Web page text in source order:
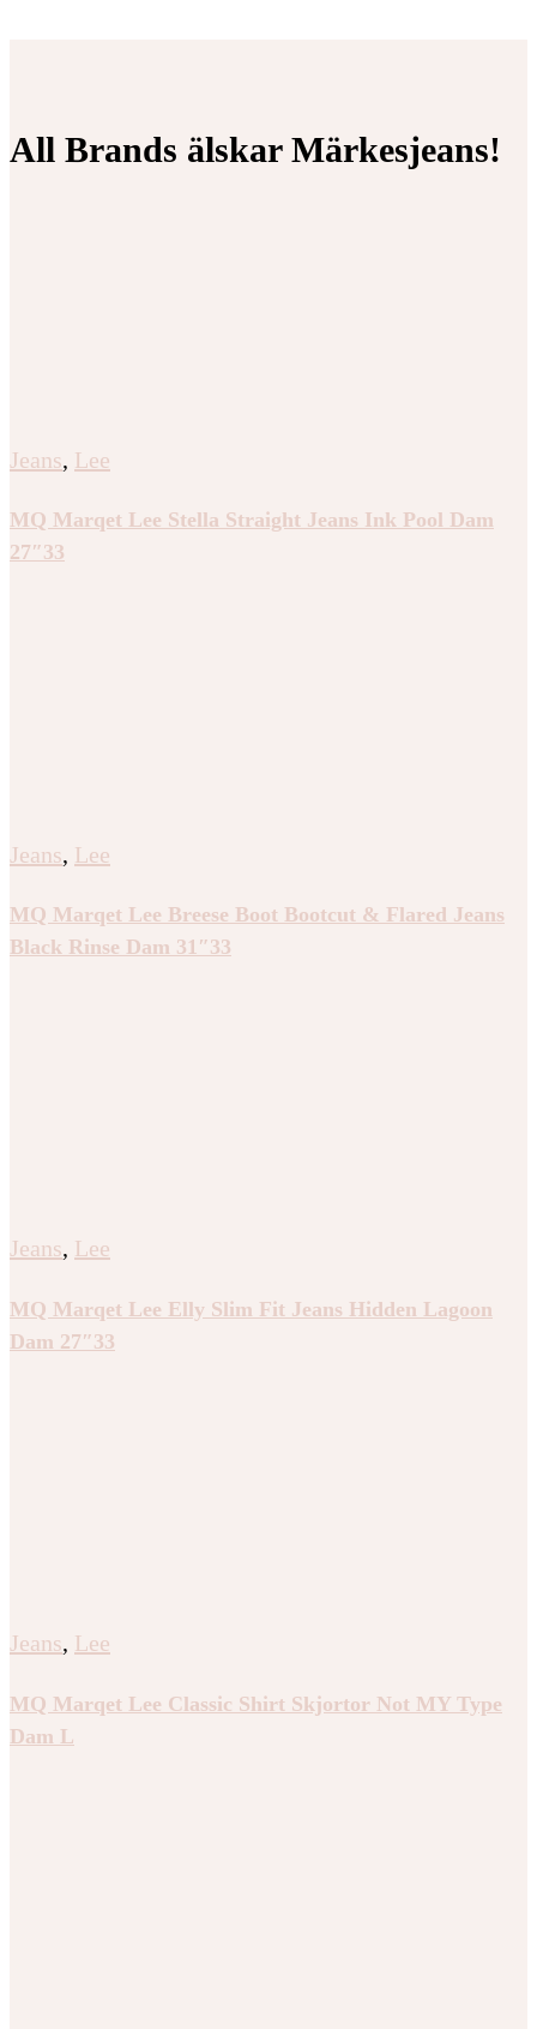
All Brands älskar Märkesjeans!
Jeans, Lee
MQ Marqet Lee Stella Straight Jeans Ink Pool Dam
27″33
Jeans, Lee
MQ Marqet Lee Breese Boot Bootcut & Flared Jeans
Black Rinse Dam 31″33
Jeans, Lee
MQ Marqet Lee Elly Slim Fit Jeans Hidden Lagoon
Dam 27″33
Jeans, Lee
MQ Marqet Lee Classic Shirt Skjortor Not MY Type
Dam L